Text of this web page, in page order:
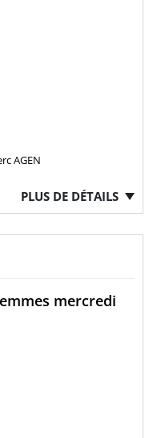
AGEN
PLUS DE DÉTAILS
mercredi